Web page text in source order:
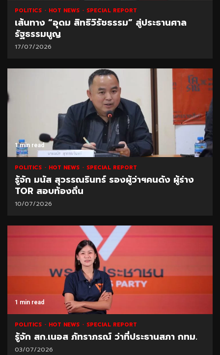
POLITICS HOT NEWS SPECIAL REPORT
เส้นทาง “อุดม สิทธิวิรัชธรรม” สู่ประธานศาล
รัฐธรรมนูญ
17/07/2026
1 min read
POLITICS HOT NEWS SPECIAL REPORT
รู้จัก มนัส สุวรรณรินทร์ รองผู้ว่าฯคนดัง ผู้ร่าง
TOR สอบท้องถิ่น
10/07/2026
1 min read
POLITICS HOT NEWS SPECIAL REPORT
รู้จัก สก.เนอส ภัทราภรณ์ ว่าที่ประธานสภา กทม.
03/07/2026